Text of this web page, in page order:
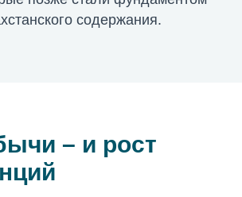
содержания.
– и рост